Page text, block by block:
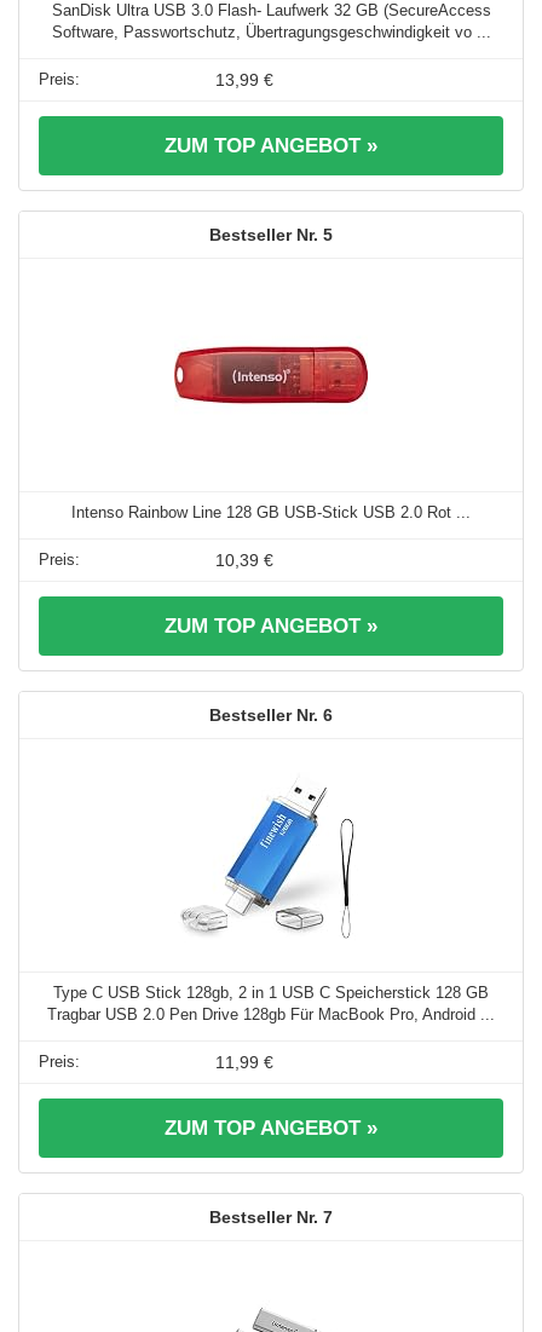
SanDisk Ultra USB 3.0 Flash- Laufwerk 32 GB (SecureAccess
Software, Passwortschutz, Übertragungsgeschwindigkeit vo ...
13,99 €
ZUM TOP ANGEBOT »
5
Intenso Rainbow Line 128 GB USB-Stick USB 2.0 Rot ...
10,39 €
ZUM TOP ANGEBOT »
6
Type C USB Stick 128gb, 2 in 1 USB C Speicherstick 128 GB
Tragbar USB 2.0 Pen Drive 128gb Für MacBook Pro, Android ...
11,99 €
ZUM TOP ANGEBOT »
7